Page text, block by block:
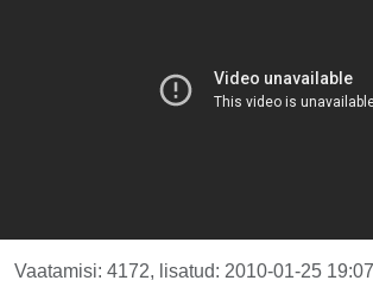
Vaatamisi: 4172, lisatud: 2010-01-25